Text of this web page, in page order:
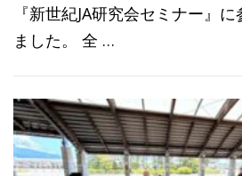
『新世紀JA研究会セミナー』
ました。 全 …